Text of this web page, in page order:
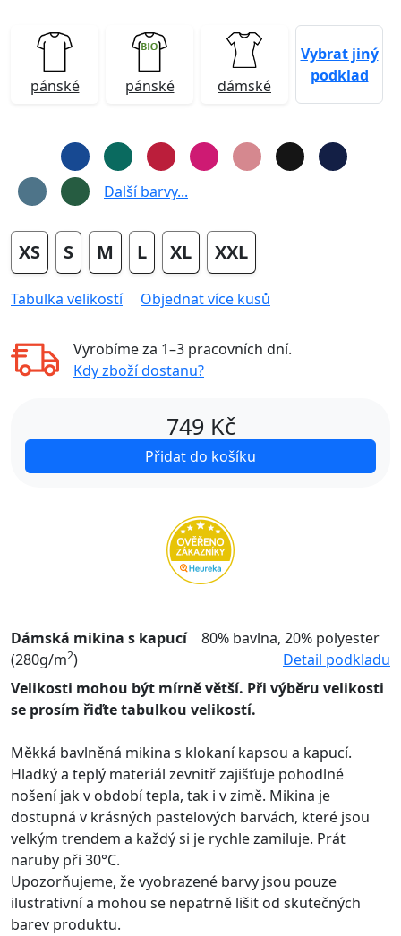
pánské pánské dámské
Vybrat jiný
podklad
Další barvy...
XS S M L XL XXL
Tabulka velikostí Objednat více kusů
Vyrobíme za 1–3 pracovních dní.
Kdy zboží dostanu?
749 Kč
Přidat do košíku
Dámská mikina s kapucí
80% bavlna, 20% polyester
(280g/m2)
Detail podkladu
Velikosti mohou být mírně větší. Při výběru velikosti
se prosím řiďte tabulkou velikostí.
Měkká bavlněná mikina s klokaní kapsou a kapucí.
Hladký a teplý materiál zevnitř zajišťuje pohodlné
nošení jak v období tepla, tak i v zimě. Mikina je
dostupná v krásných pastelových barvách, které jsou
velkým trendem a každý si je rychle zamiluje. Prát
naruby při 30°C.
Upozorňujeme, že vyobrazené barvy jsou pouze
ilustrativní a mohou se nepatrně lišit od skutečných
barev produktu.